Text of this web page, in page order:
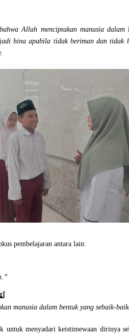
Allah menciptakan manusia dalam
hina apabila tidak beriman dan tidak
pembelajaran antara lain:
manusia dalam bentuk yang sebaik-
untuk menyadari keistimewaan dirinya